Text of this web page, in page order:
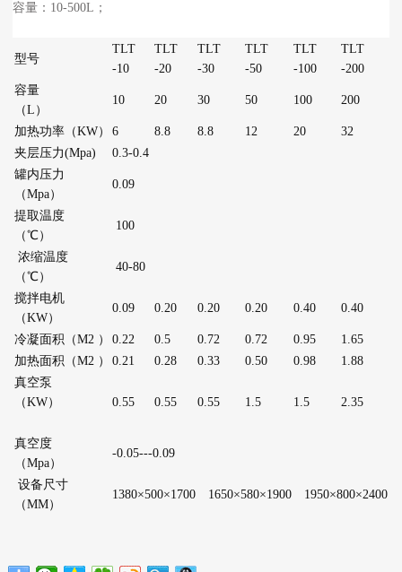
容量：10-500L；
型号
TLT
-10
TLT
-20
TLT
-30
TLT
-50
TLT
-100
TLT
-200
容量
（L）
10 20 30 50 100 200
加热功率（KW） 6 8.8 8.8 12 20
32
夹层压力(Mpa)
0.3-0.4
罐内压力
（Mpa）
0.09
提取温度
（℃）
100
浓缩温度
（℃）
40-80
搅拌电机
（KW）
0.09 0.20 0.20 0.20 0.40 0.40
冷凝面积（M2 ） 0.22 0.5 0.72 0.72 0.95
1.65
加热面积（M2 ）
0.21 0.28 0.33 0.50 0.98
1.88
真空泵
（KW）
0.55 0.55 0.55 1.5 1.5 2.35
真空度
（Mpa）
-0.05---0.09
设备尺寸
（MM）
1380×500×1700 1650×580×1900 1950×800×2400